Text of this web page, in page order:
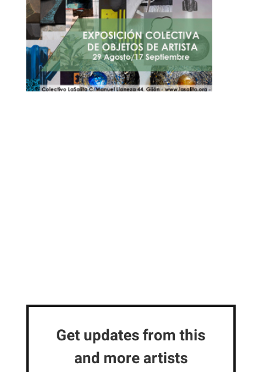
Get updates from this
and more artists